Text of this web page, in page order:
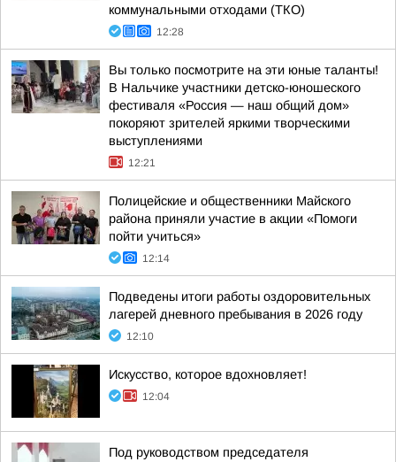
коммунальными отходами (ТКО)
12:28
Вы только посмотрите на эти юные таланты!
В Нальчике участники детско-юношеского
фестиваля «Россия — наш общий дом»
покоряют зрителей яркими творческими
выступлениями
12:21
Полицейские и общественники Майского
района приняли участие в акции «Помоги
пойти учиться»
12:14
Подведены итоги работы оздоровительных
лагерей дневного пребывания в 2026 году
12:10
Искусство, которое вдохновляет!
12:04
Под руководством председателя